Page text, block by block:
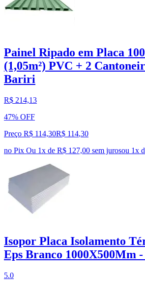
Painel Ripado em Placa
(1,05m²) PVC + 2
Bariri
R$ 214,13
47% OFF
Preço R$ 114,30R$ 114,30
no Pix Ou 1x de R$ 127,00 sem jurosou 1x
Isopor Placa Isolamento
Eps Branco 1000X500Mm -
5.0